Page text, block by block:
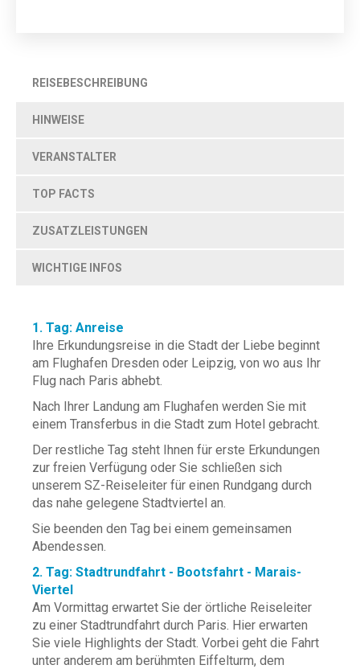
REISEBESCHREIBUNG
HINWEISE
VERANSTALTER
TOP FACTS
ZUSATZLEISTUNGEN
WICHTIGE INFOS
1. Tag: Anreise
Ihre Erkundungsreise in die Stadt der Liebe beginnt
am Flughafen Dresden oder Leipzig, von wo aus Ihr
Flug nach Paris abhebt.
Nach Ihrer Landung am Flughafen werden Sie mit
einem Transferbus in die Stadt zum Hotel gebracht.
Der restliche Tag steht Ihnen für erste Erkundungen
zur freien Verfügung oder Sie schließen sich
unserem SZ-Reiseleiter für einen Rundgang durch
das nahe gelegene Stadtviertel an.
Sie beenden den Tag bei einem gemeinsamen
Abendessen.
2. Tag: Stadtrundfahrt - Bootsfahrt - Marais-
Viertel
Am Vormittag erwartet Sie der örtliche Reiseleiter
zu einer Stadtrundfahrt durch Paris. Hier erwarten
Sie viele Highlights der Stadt. Vorbei geht die Fahrt
unter anderem am berühmten Eiffelturm, dem